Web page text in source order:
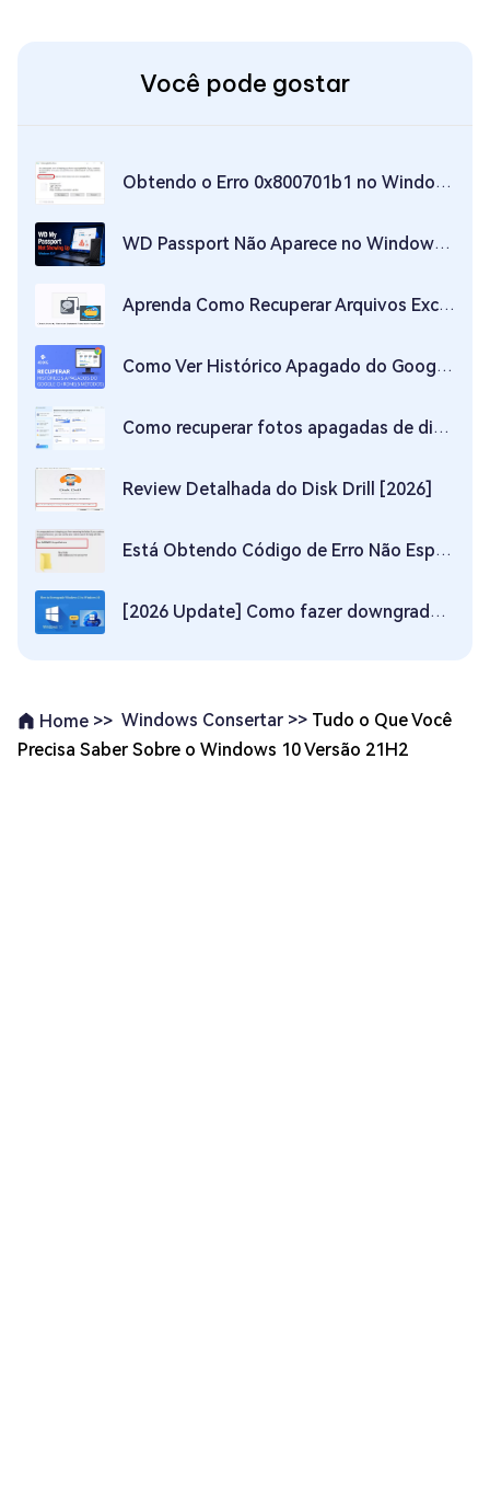
Você pode gostar
Obtendo o Erro 0x800701b1 no Windows 11/10? Aqui Está a Correção
WD Passport Não Aparece no Windows 10/11
Aprenda Como Recuperar Arquivos Excluídos do Disco Rígido
Como Ver Histórico Apagado do Google Chrome
Como recuperar fotos apagadas de disco rígido: métodos efetivos e seguros
Review Detalhada do Disk Drill [2026]
Está Obtendo Código de Erro Não Especificado 0x80004005 no Windows? Aqui Está Como Consertar Este Problema
[2026 Update] Como fazer downgrade para o Windows 10?
Home >> Windows Consertar >> Tudo o Que Você
Precisa Saber Sobre o Windows 10 Versão 21H2